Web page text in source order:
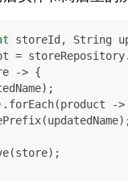
storeId, String